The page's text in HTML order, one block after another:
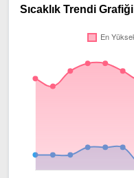
Sıcaklık Trendi Grafiği